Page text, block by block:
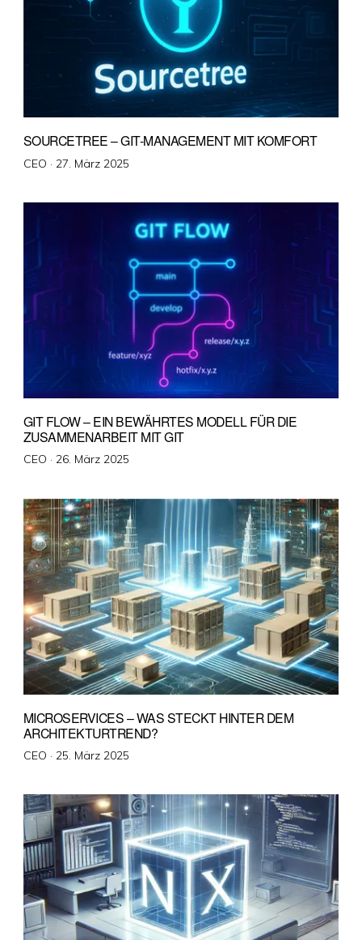
SOURCETREE – GIT-MANAGEMENT MIT KOMFORT
CEO · Veröffentlicht
27. März 2025
GIT FLOW – EIN BEWÄHRTES MODELL FÜR DIE
ZUSAMMENARBEIT MIT GIT
CEO · Veröffentlicht
26. März 2025
MICROSERVICES – WAS STECKT HINTER DEM
ARCHITEKTURTREND?
CEO · Veröffentlicht
25. März 2025